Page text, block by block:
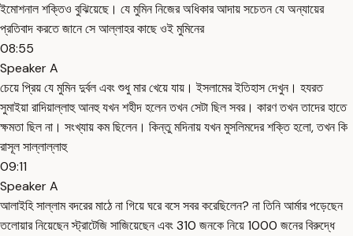
ইমোশনাল শক্তিও বুঝিয়েছে। যে মুমিন নিজের অধিকার আদায় সচেতন যে অন্যায়ের
প্রতিবাদ করতে জানে সে আল্লাহর কাছে ওই মুমিনের
08:55
Speaker A
চেয়ে প্রিয় যে মুমিন দুর্বল এবং শুধু মার খেয়ে যায়। ইসলামের ইতিহাস দেখুন। হযরত
সুমাইয়া রাদিয়াল্লাহু আনহু যখন শহীদ হলেন তখন সেটা ছিল সবর। কারণ তখন তাদের হাতে
ক্ষমতা ছিল না। সংখ্যায় কম ছিলেন। কিন্তু মদিনায় যখন মুসলিমদের শক্তি হলো, তখন কি
রাসূল সাল্লাল্লাহু
09:11
Speaker A
আলাইহি সাল্লাম বদরের মাঠে না গিয়ে ঘরে বসে সবর করেছিলেন? না তিনি আর্মার পড়েছেন
তলোয়ার নিয়েছেন স্ট্রাটেজি সাজিয়েছেন এবং 310 জনকে নিয়ে 1000 জনের বিরুদ্ধে